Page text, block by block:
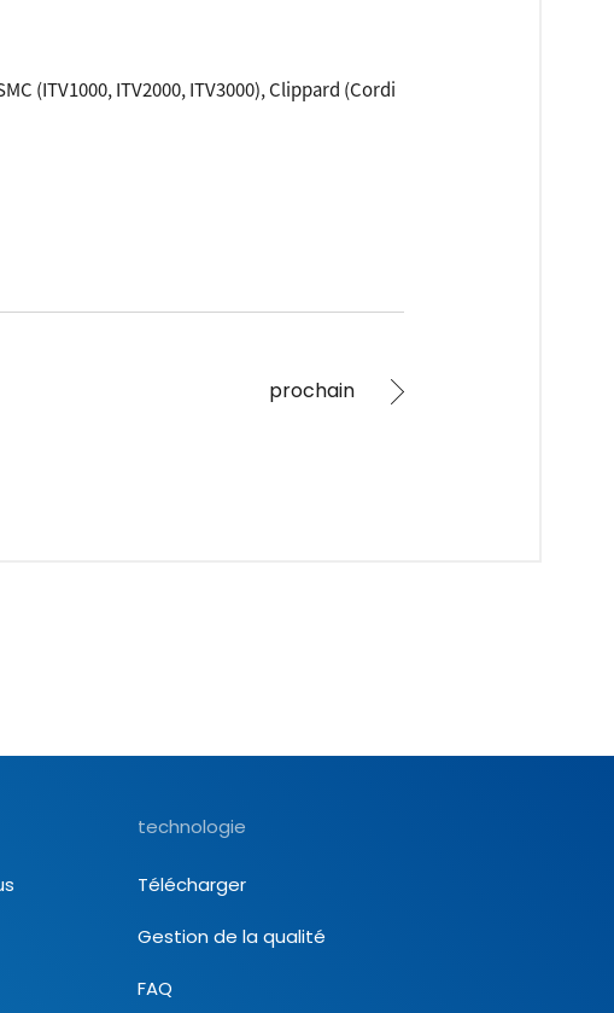
(ITV1000, ITV2000, ITV3000), Clippard (Cordi
prochain
technologie
Télécharger
Gestion de la qualité
FAQ